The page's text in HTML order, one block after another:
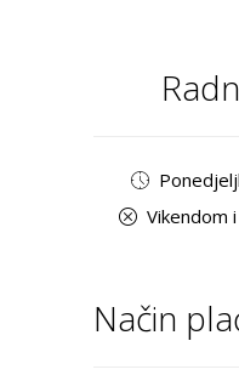
Vikendom
Način